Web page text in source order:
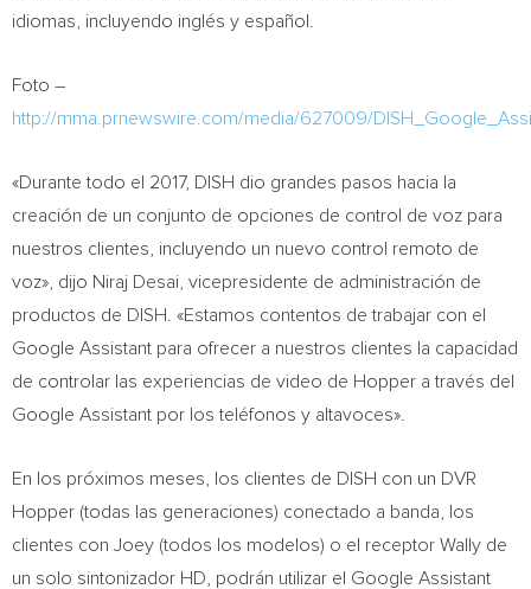
idiomas, incluyendo inglés y español.
Foto –
http://mma.prnewswire.com/media/627009/
«Durante todo el 2017, DISH dio grandes pasos hacia la
creación de un conjunto de opciones de control de voz para
nuestros clientes, incluyendo un nuevo control remoto de
voz», dijo Niraj Desai , vicepresidente de administración de
productos de DISH. «Estamos contentos de trabajar con el
Google Assistant para ofrecer a nuestros clientes la capacidad
de controlar las experiencias de video de Hopper a través del
Google Assistant por los teléfonos y altavoces».
En los próximos meses, los clientes de DISH con un DVR
Hopper (todas las generaciones) conectado a banda, los
clientes con Joey (todos los modelos) o el receptor Wally de
un solo sintonizador HD, podrán utilizar el Google Assistant